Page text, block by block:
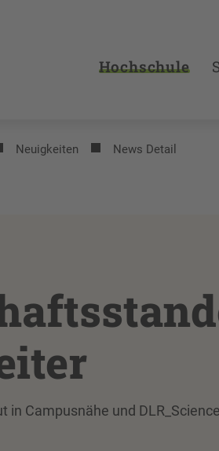
Hochschule
Neuigkeiten News Detail
in Campusnähe und